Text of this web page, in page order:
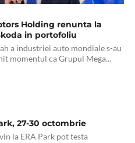
Holding renunta la
in portofoliu
a industriei auto mondiale s-au
momentul ca Grupul Mega...
27-30 octombrie
la ERA Park pot testa